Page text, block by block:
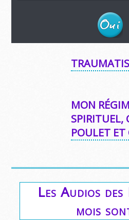
MON
SPIRITUEL,
POULET
Les Audios
mois